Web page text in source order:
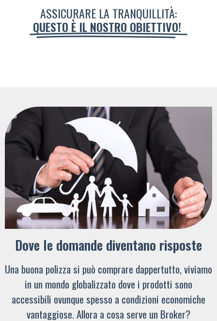
ASSICURARE LA TRANQUILLITÀ:
QUESTO È IL NOSTRO OBIETTIVO!
Dove le domande diventano risposte
Una buona polizza si può comprare dappertutto, viviamo
in un mondo globalizzato dove i prodotti sono
accessibili ovunque spesso a condizioni economiche
vantaggiose. Allora a cosa serve un Broker?